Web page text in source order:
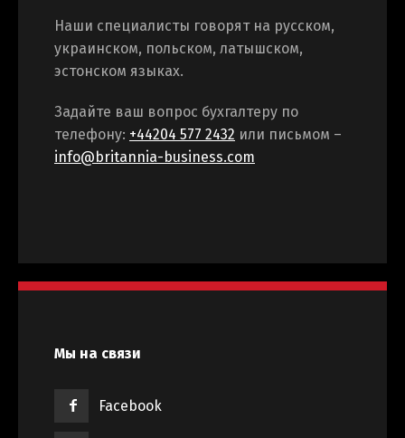
Наши специалисты говорят на русском,
украинском, польском, латышском,
эстонском языках.
Задайте ваш вопрос бухгалтеру по
телефону: +44204 577 2432 или письмом –
info@britannia-business.com
Мы на связи
Facebook